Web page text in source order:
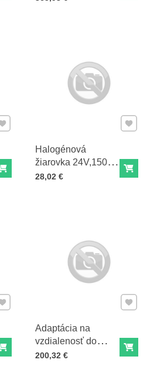
Do košíka
k Obľúbeným
Halogénová
žiarovka 24V,150W
RC009914
Cena s DPH
28,02 € Do
Pridať
Do košíka
k Obľúbeným
Adaptácia na
vzdialenosť do
stropu podhľadu
Cena s DPH
200,32 € Do
Pridať